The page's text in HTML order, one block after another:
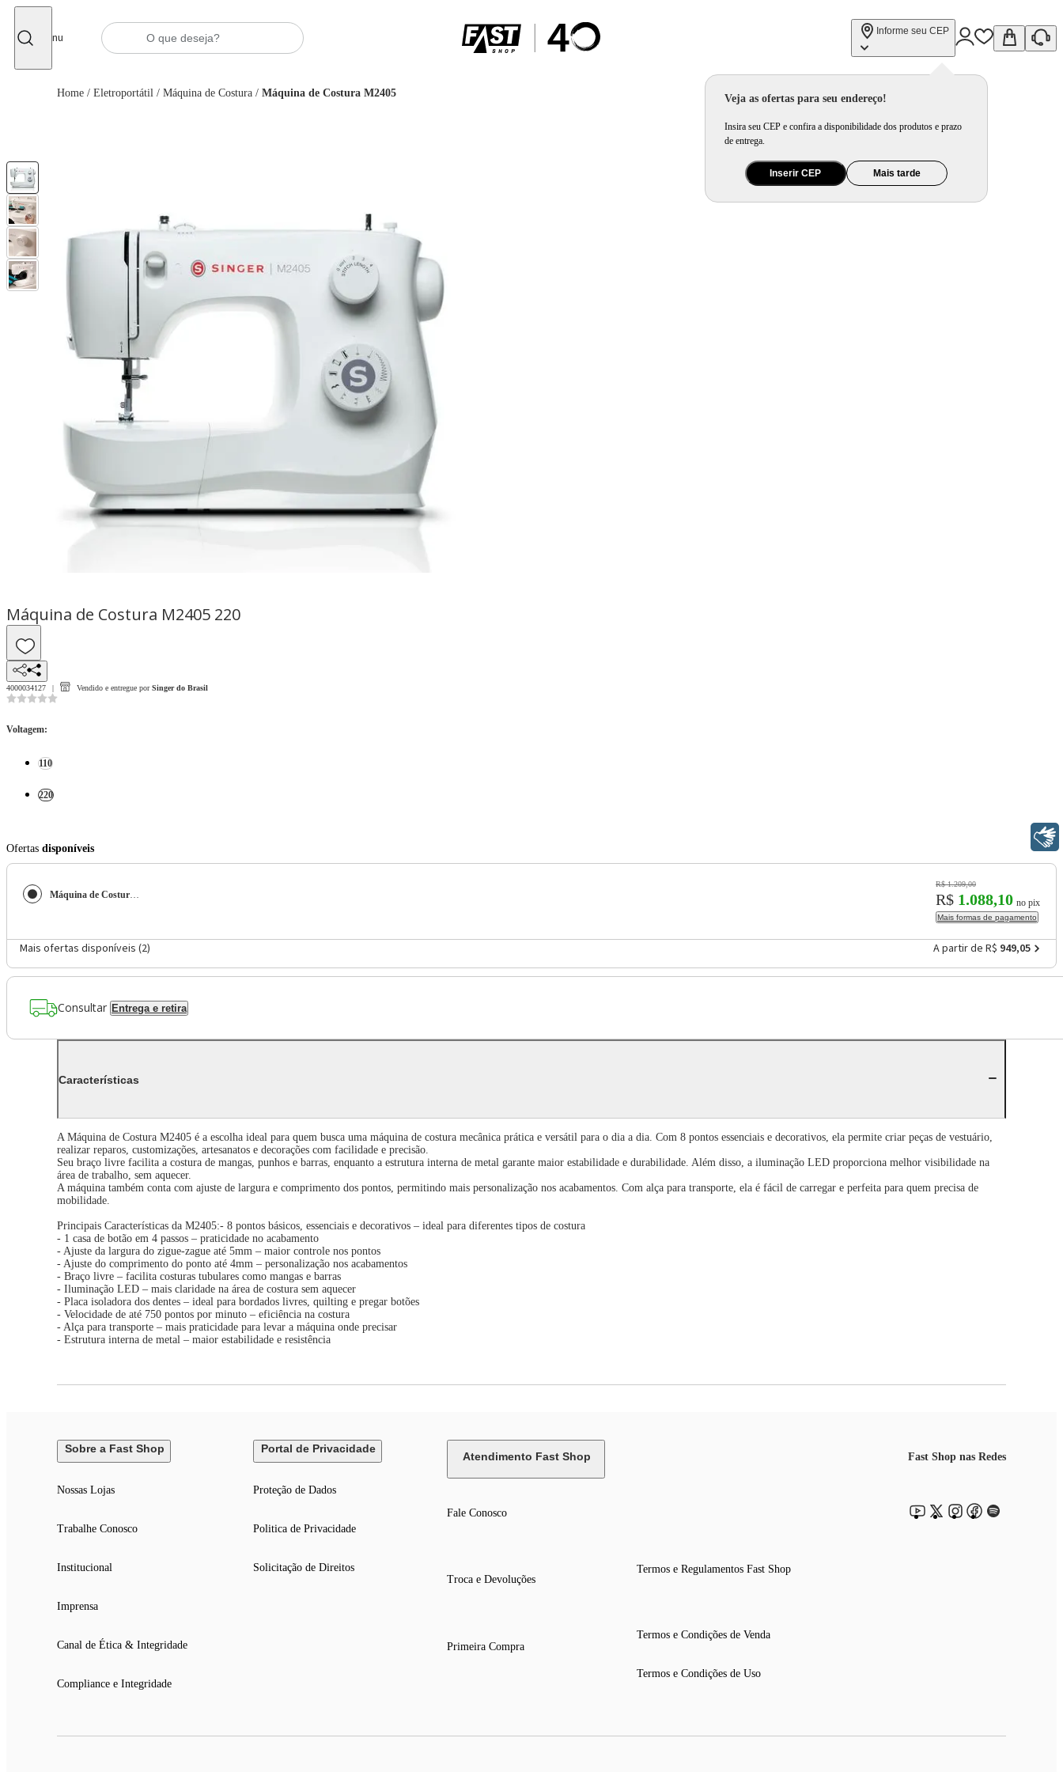
Menu
Informe seu CEP
Veja as ofertas para seu endereço!
Insira seu CEP e confira a disponibilidade dos produtos e prazo
de entrega.
Inserir CEP Mais tarde
Home / Eletroportátil / Máquina de Costura / Máquina de Costura M2405
Máquina de Costura M2405 220
4000034127 Vendido e entregue por Singer do Brasil
Voltagem:
110
220
Ofertas disponíveis
Máquina de Costura M2405
R$ 1.209,00
R$ 1.088,10 no pix
Mais formas de pagamento
Mais ofertas disponíveis (2) A partir de R$ 949,05
Consultar Entrega e retira
Características
A Máquina de Costura M2405 é a escolha ideal para quem busca uma máquina de costura mecânica prática e versátil para o dia a dia. Com 8 pontos essenciais e decorativos, ela permite criar peças de vestuário,
realizar reparos, customizações, artesanatos e decorações com facilidade e precisão.
Seu braço livre facilita a costura de mangas, punhos e barras, enquanto a estrutura interna de metal garante maior estabilidade e durabilidade. Além disso, a iluminação LED proporciona melhor visibilidade na
área de trabalho, sem aquecer.
A máquina também conta com ajuste de largura e comprimento dos pontos, permitindo mais personalização nos acabamentos. Com alça para transporte, ela é fácil de carregar e perfeita para quem precisa de
mobilidade.
Principais Características da M2405:- 8 pontos básicos, essenciais e decorativos – ideal para diferentes tipos de costura
- 1 casa de botão em 4 passos – praticidade no acabamento
- Ajuste da largura do zigue-zague até 5mm – maior controle nos pontos
- Ajuste do comprimento do ponto até 4mm – personalização nos acabamentos
- Braço livre – facilita costuras tubulares como mangas e barras
- Iluminação LED – mais claridade na área de costura sem aquecer
- Placa isoladora dos dentes – ideal para bordados livres, quilting e pregar botões
- Velocidade de até 750 pontos por minuto – eficiência na costura
- Alça para transporte – mais praticidade para levar a máquina onde precisar
- Estrutura interna de metal – maior estabilidade e resistência
Sobre a Fast Shop
Nossas Lojas
Trabalhe Conosco
Institucional
Imprensa
Canal de Ética & Integridade
Compliance e Integridade
Portal de Privacidade
Proteção de Dados
Politica de Privacidade
Solicitação de Direitos
Atendimento Fast Shop
Fale Conosco
Troca e Devoluções
Primeira Compra
Termos e Regulamentos Fast Shop
Termos e Condições de Venda
Termos e Condições de Uso
Fast Shop nas Redes